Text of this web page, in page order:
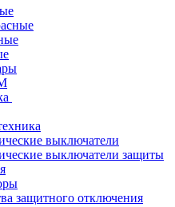
выключатели
выключатели защиты
защитного отключения